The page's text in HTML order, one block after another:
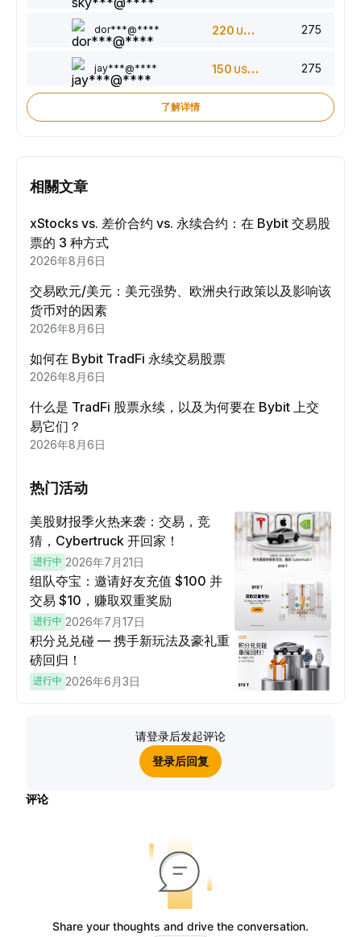
dor***@**** 220 USDT 275
jay***@**** 150 USDT 275
了解详情
相關文章
xStocks vs. 差价合约 vs. 永续合约：在 Bybit 交易股
票的 3 种方式
2026年8月6日
交易欧元/美元：美元强势、欧洲央行政策以及影响该
货币对的因素
2026年8月6日
如何在 Bybit TradFi 永续交易股票
2026年8月6日
什么是 TradFi 股票永续，以及为何要在 Bybit 上交
易它们？
2026年8月6日
热门活动
美股财报季火热来袭：交易，竞
猜，Cybertruck 开回家！
进行中 2026年7月21日
组队夺宝：邀请好友充值 $100 并
交易 $10，赚取双重奖励
进行中 2026年7月17日
积分兑兑碰 — 携手新玩法及豪礼重
磅回归！
进行中 2026年6月3日
请登录后发起评论
登录后回复
评论
Share your thoughts and drive the conversation.